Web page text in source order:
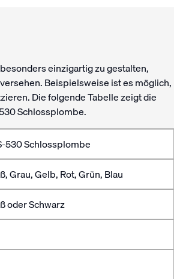
einzigartig zu gestalten,
Beispielsweise ist es möglich,
Die folgende Tabelle zeigt die
Schlossplombe.
530 Schlossplombe
Grau, Gelb, Rot, Grün, Blau
oder Schwarz